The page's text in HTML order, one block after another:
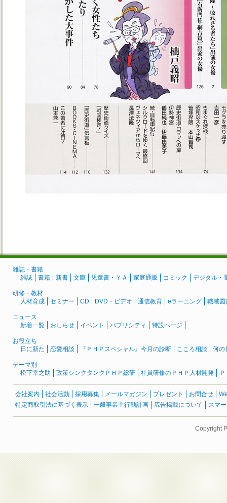
雑誌・書籍
雑誌
書籍 新書 文庫 児童書・ＹＡ 家庭通販 コミック デジタル・
研修・教材
人材育成
セミナー CD DVD・ビデオ 通信教育 eラーニング 職域図
ニュース
新着一覧
おしらせ イベント パブリシティ 特設ページ
お役立ち
日に新た
恋愛相談 『ＰＨＰスペシャル』今月の診断 こころ相談 何の
テーマ別
松下幸之助
政策シンクタンクＰＨＰ総研 社員研修のＰＨＰ人材開発
会社案内 社会活動 採用募集 メールマガジン プレゼント お問合せ
特定商取引法に基づく表示
一般事業主行動計画 広告掲載について スマ
Copyright